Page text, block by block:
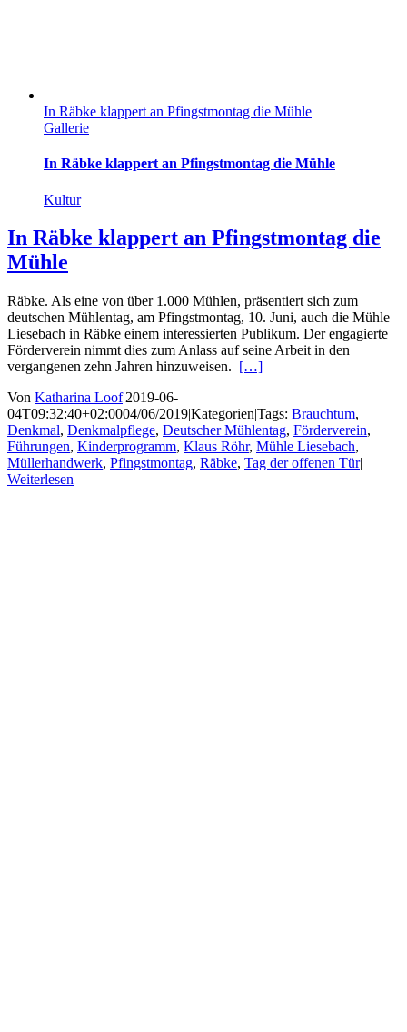
In Räbke klappert an Pfingstmontag die Mühle
Gallerie
In Räbke klappert an Pfingstmontag die Mühle
Kultur
In Räbke klappert an Pfingstmontag die
Mühle
Räbke. Als eine von über 1.000 Mühlen, präsentiert sich zum
deutschen Mühlentag, am Pfingstmontag, 10. Juni, auch die Mühle
Liesebach in Räbke einem interessierten Publikum. Der engagierte
Förderverein nimmt dies zum Anlass auf seine Arbeit in den
vergangenen zehn Jahren hinzuweisen. […]
Von Katharina Loof|2019-06-
04T09:32:40+02:0004/06/2019|Kategorien|Tags: Brauchtum,
Denkmal, Denkmalpflege, Deutscher Mühlentag, Förderverein,
Führungen, Kinderprogramm, Klaus Röhr, Mühle Liesebach,
Müllerhandwerk, Pfingstmontag, Räbke, Tag der offenen Tür|
Weiterlesen